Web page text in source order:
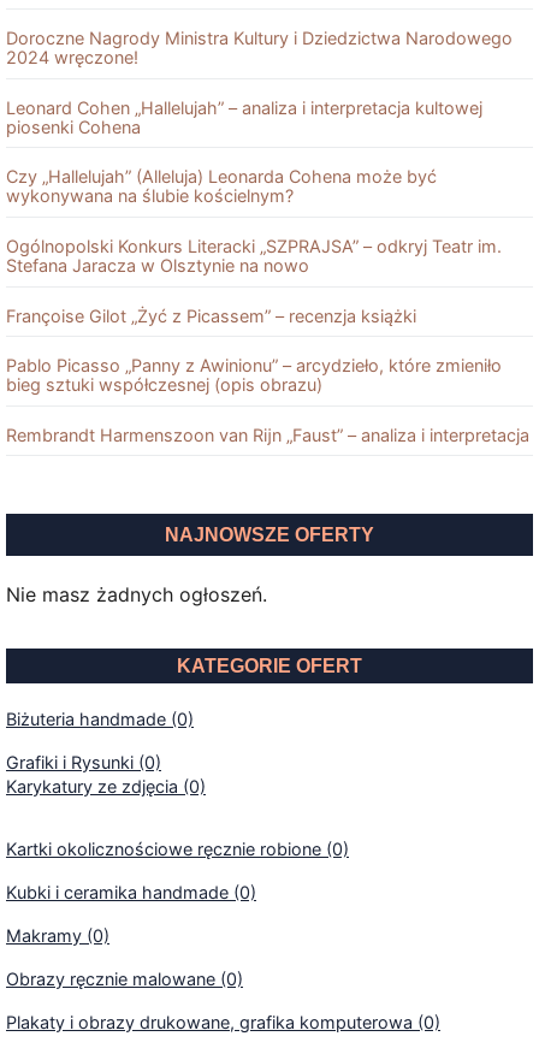
Doroczne Nagrody Ministra Kultury i Dziedzictwa Narodowego
2024 wręczone!
Leonard Cohen „Hallelujah” – analiza i interpretacja kultowej
piosenki Cohena
Czy „Hallelujah” (Alleluja) Leonarda Cohena może być
wykonywana na ślubie kościelnym?
Ogólnopolski Konkurs Literacki „SZPRAJSA” – odkryj Teatr im.
Stefana Jaracza w Olsztynie na nowo
Françoise Gilot „Żyć z Picassem” – recenzja książki
Pablo Picasso „Panny z Awinionu” – arcydzieło, które zmieniło
bieg sztuki współczesnej (opis obrazu)
Rembrandt Harmenszoon van Rĳn „Faust” – analiza i interpretacja
NAJNOWSZE OFERTY
Nie masz żadnych ogłoszeń.
KATEGORIE OFERT
Biżuteria handmade (0)
Grafiki i Rysunki (0)
Karykatury ze zdjęcia (0)
Kartki okolicznościowe ręcznie robione (0)
Kubki i ceramika handmade (0)
Makramy (0)
Obrazy ręcznie malowane (0)
Plakaty i obrazy drukowane, grafika komputerowa (0)